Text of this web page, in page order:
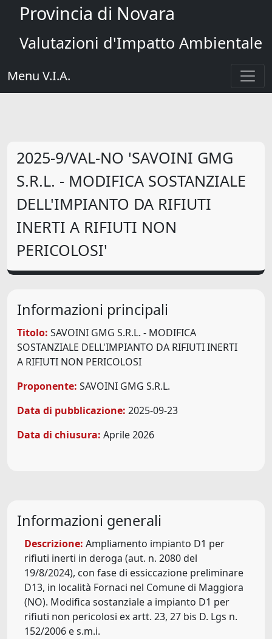
Provincia di Novara
Valutazioni d'Impatto Ambientale
Menu V.I.A.
2025-9/VAL-NO 'SAVOINI GMG
S.R.L. - MODIFICA SOSTANZIALE
DELL'IMPIANTO DA RIFIUTI
INERTI A RIFIUTI NON
PERICOLOSI'
Informazioni principali
Titolo: SAVOINI GMG S.R.L. - MODIFICA
SOSTANZIALE DELL'IMPIANTO DA RIFIUTI INERTI
A RIFIUTI NON PERICOLOSI
Proponente: SAVOINI GMG S.R.L.
Data di pubblicazione: 2025-09-23
Data di chiusura: Aprile 2026
Informazioni generali
Descrizione: Ampliamento impianto D1 per
rifiuti inerti in deroga (aut. n. 2080 del
19/8/2024), con fase di essiccazione preliminare
D13, in località Fornaci nel Comune di Maggiora
(NO). Modifica sostanziale a impianto D1 per
rifiuti non pericolosi ex artt. 23, 27 bis D. Lgs n.
152/2006 e s.m.i.